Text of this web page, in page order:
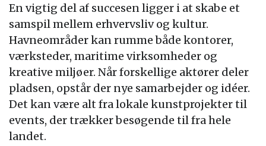
En vigtig del af succesen ligger i at skabe et
samspil mellem erhvervsliv og kultur.
Havneområder kan rumme både kontorer,
værksteder, maritime virksomheder og
kreative miljøer. Når forskellige aktører deler
pladsen, opstår der nye samarbejder og idéer.
Det kan være alt fra lokale kunstprojekter til
events, der trækker besøgende til fra hele
landet.